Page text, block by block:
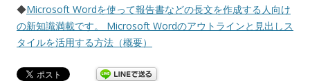
◆Microsoft Wordを使って報告書などの長文を作成する人向け
の新知識満載です。 Microsoft Wordのアウトラインと見出しス
タイルを活用する方法（概要）